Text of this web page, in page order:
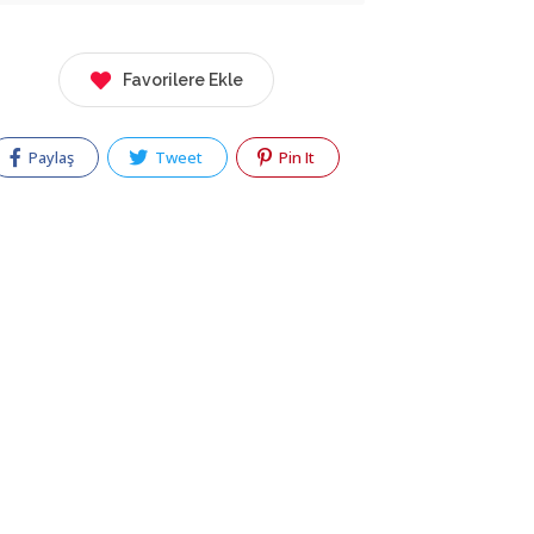
Favorilere Ekle
Paylaş Tweet Pin It